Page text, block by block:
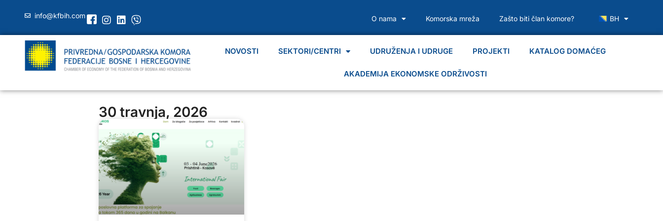
info@kfbih.com O nama Komorska mreža Zašto biti član komore? BH
NOVOSTI SEKTORI/CENTRI UDRUŽENJA I UDRUGE PROJEKTI KATALOG DOMAĆEG
AKADEMIJA EKONOMSKE ODRŽIVOSTI
30 travnja, 2026